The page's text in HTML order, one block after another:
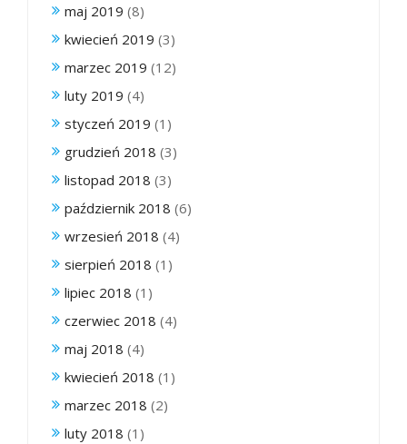
maj 2019 (8)
kwiecień 2019 (3)
marzec 2019 (12)
luty 2019 (4)
styczeń 2019 (1)
grudzień 2018 (3)
listopad 2018 (3)
październik 2018 (6)
wrzesień 2018 (4)
sierpień 2018 (1)
lipiec 2018 (1)
czerwiec 2018 (4)
maj 2018 (4)
kwiecień 2018 (1)
marzec 2018 (2)
luty 2018 (1)